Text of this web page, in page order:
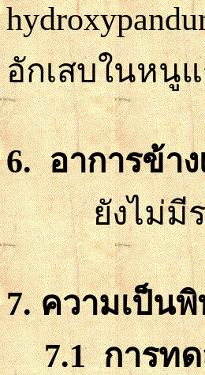
อักเสบในหนู
6. อาการข้าง
ยังไม่มีรา
7. ความเป็น
7.1การท